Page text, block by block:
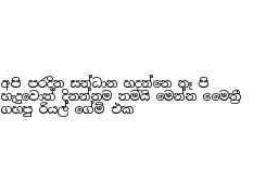
අපි පරදින සන්ධාන හදන්නෙ නෑ පි
හැදුවොත් දිනන්නම තමයි මෙන්න මෛත්‍රී
ගහපු රියල් ගේම් එක